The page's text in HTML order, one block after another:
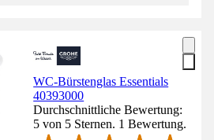
WC-Bürstenglas Essentials
40393000
Durchschnittliche Bewertung:
5 von 5 Sternen. 1 Bewertung.